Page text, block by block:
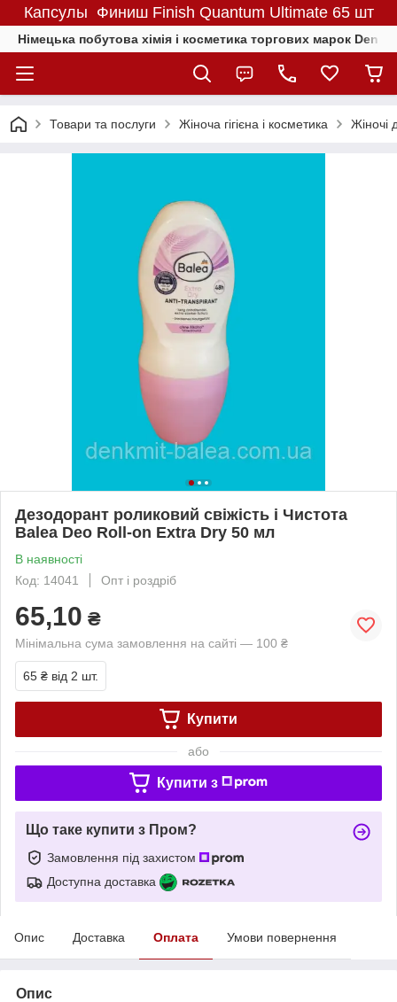
Капсулы Финиш Finish Quantum Ultimate 65 шт
Німецька побутова хімія і косметика торгових марок
Товари та послуги Жіноча гігієна і косметика Жіночі
Дезодорант роликовий свіжість і Чистота
Balea Deo Roll-on Extra Dry 50 мл
В наявності
Код: 14041
Опт і роздріб
65,10 ₴
Мінімальна сума замовлення на сайті — 100 ₴
65 ₴ від 2 шт.
Купити
або
Купити з
Що таке купити з Пром?
Замовлення під захистом
Доступна доставка
Опис Доставка Оплата Умови повернення
Опис